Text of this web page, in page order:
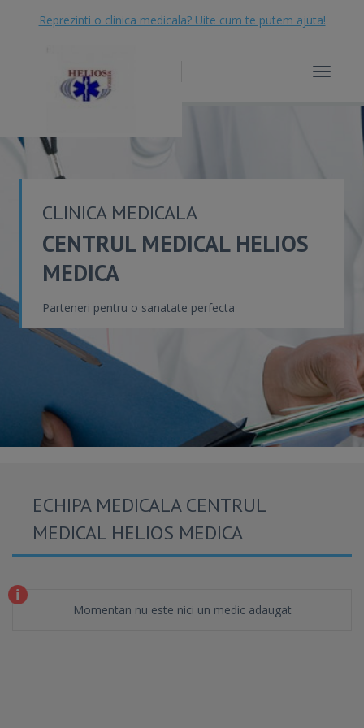
Reprezinti o clinica medicala? Uite cum te putem ajuta!
Toggle
CLINICA MEDICALA
CENTRUL MEDICAL HELIOS
MEDICA
Parteneri pentru o sanatate perfecta
ECHIPA MEDICALA CENTRUL
MEDICAL HELIOS MEDICA
Momentan nu este nici un medic adaugat